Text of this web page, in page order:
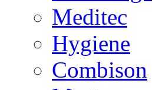
Meditec
Hygiene
Combison